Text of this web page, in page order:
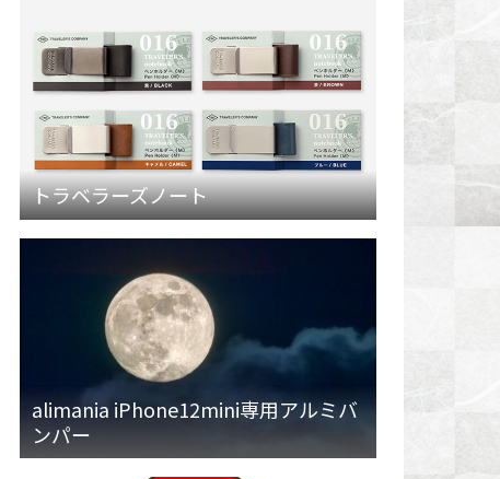
トラベラーズノート
alimania iPhone12mini専用アルミバ
ンパー